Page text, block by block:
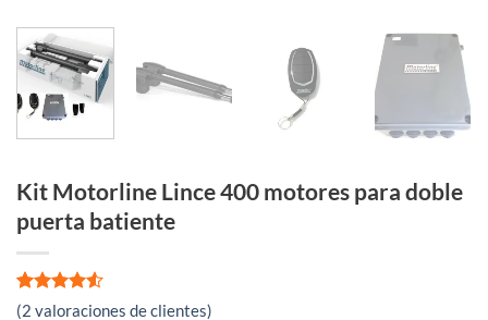
Kit Motorline Lince 400 motores para doble
puerta batiente
Valorado
2
(2 valoraciones de clientes)